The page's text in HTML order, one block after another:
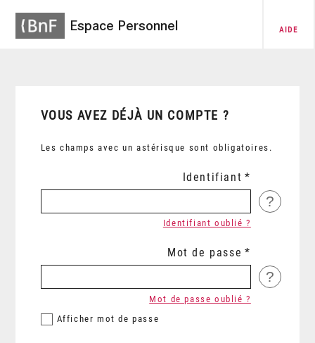
Espace Personnel AIDE
VOUS AVEZ DÉJÀ UN COMPTE ?
Les champs avec un astérisque sont obligatoires.
Identifiant
?
Identifiant oublié ?
Mot de passe
?
Afficher mot de passe
Mot de passe oublié ?